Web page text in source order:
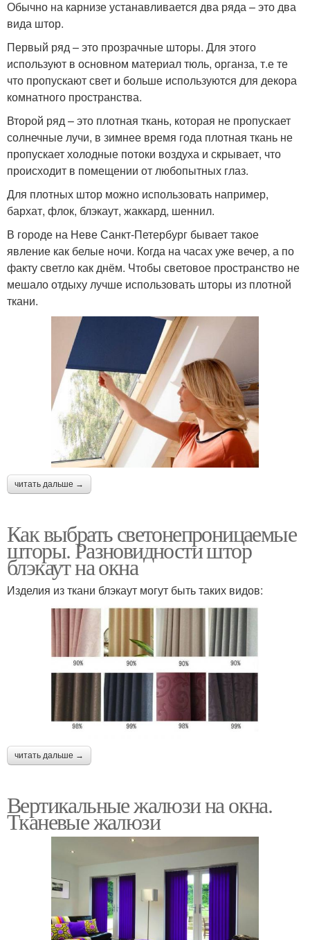
Обычно на карнизе устанавливается два ряда – это два
вида штор.
Первый ряд – это прозрачные шторы. Для этого
используют в основном материал тюль, органза, т.е те
что пропускают свет и больше используются для декора
комнатного пространства.
Второй ряд – это плотная ткань, которая не пропускает
солнечные лучи, в зимнее время года плотная ткань не
пропускает холодные потоки воздуха и скрывает, что
происходит в помещении от любопытных глаз.
Для плотных штор можно использовать например,
бархат, флок, блэкаут, жаккард, шеннил.
В городе на Неве Санкт-Петербург бывает такое
явление как белые ночи. Когда на часах уже вечер, а по
факту светло как днём. Чтобы световое пространство не
мешало отдыху лучше использовать шторы из плотной
ткани.
читать дальше →
Как выбрать светонепроницаемые
шторы. Разновидности штор
блэкаут на окна
Изделия из ткани блэкаут могут быть таких видов:
читать дальше →
Вертикальные жалюзи на окна.
Тканевые жалюзи